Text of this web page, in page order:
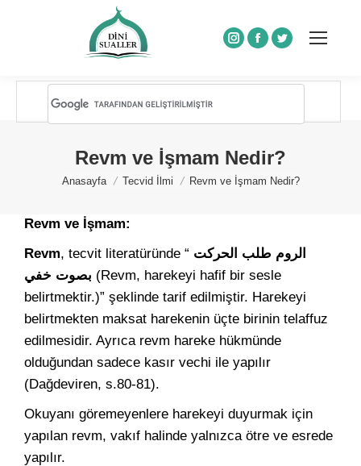
Instagram
Facebook
Twitter
Revm ve İşmam Nedir?
You are here:
Anasayfa Tecvid İlmi Revm ve İşmam Nedir?
Revm ve İşmam:
Revm, tecvit literatüründe “ الروم طلب الحركت
بصوت خفي (Revm, harekeyi hafif bir sesle
belirtmektir.)” şeklinde tarif edilmiştir. Harekeyi
belirtmekten maksat harekenin üçte birinin telaffuz
edilmesidir. Ayrıca revm hareke hükmünde
olduğundan sadece kasır vechi ile yapılır
(Dağdeviren, s.80-81).
Okuyanı göremeyenlere harekeyi duyurmak için
yapılan revm, vakıf halinde yalnızca ötre ve esrede
yapılır.